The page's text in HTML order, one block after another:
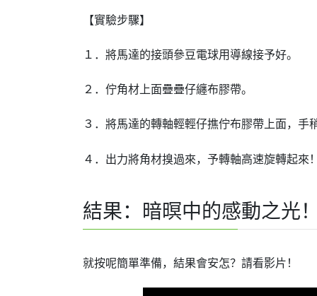
【實驗步驟】
１．將馬達的接頭參豆電球用導線接予好。
２．佇角材上面疊疊仔纏布膠帶。
３．將馬達的轉軸輕輕仔撨佇布膠帶上面，手
４．出力將角材搝過來，予轉軸高速旋轉起來
結果：暗暝中的感動之光
就按呢簡單準備，結果會安怎？請看影片！